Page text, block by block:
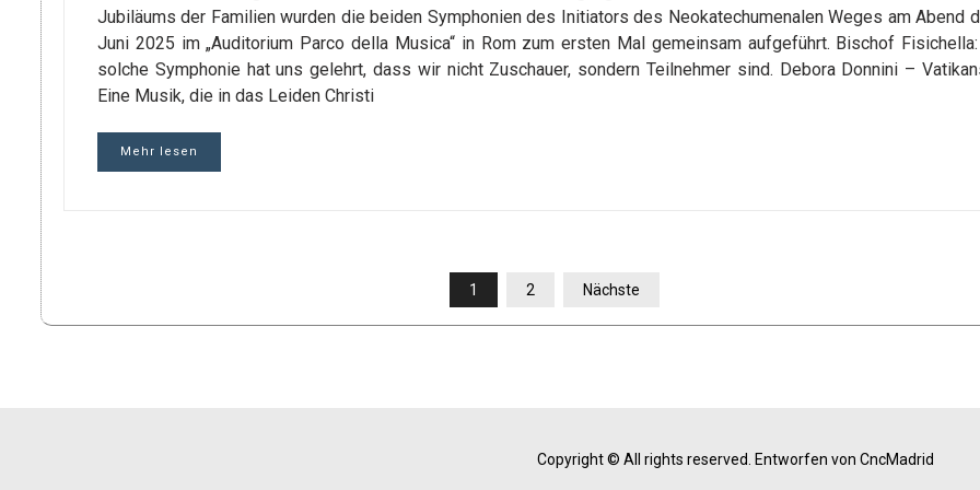
Jubiläums der Familien wurden die beiden Symphonien des Initiators des Neokatechumenalen Weges am Abend
Juni 2025 im „Auditorium Parco della Musica“ in Rom zum ersten Mal gemeinsam aufgeführt. Bischof
solche Symphonie hat uns gelehrt, dass wir nicht Zuschauer, sondern Teilnehmer sind. Debora Donnini –
Eine Musik, die in das Leiden Christi
Mehr lesen
DER
1 2 Nächste
Copyright © All rights reserved. Entworfen von CncMadrid